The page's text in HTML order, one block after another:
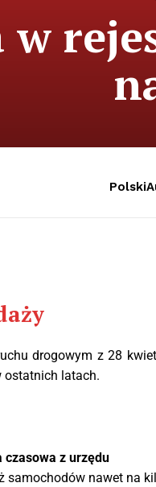
w
drogowym z 28
ostatnich latach.
z urzędu
samochodów nawet na